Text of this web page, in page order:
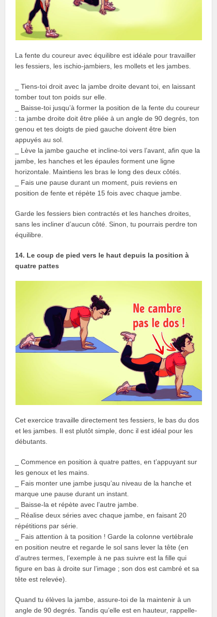
La fente du coureur avec équilibre est idéale pour travailler
les fessiers, les ischio-jambiers, les mollets et les jambes.
_ Tiens-toi droit avec la jambe droite devant toi, en laissant
tomber tout ton poids sur elle.
_ Baisse-toi jusqu’à former la position de la fente du coureur
: ta jambe droite doit être pliée à un angle de 90 degrés, ton
genou et tes doigts de pied gauche doivent être bien
appuyés au sol.
_ Lève la jambe gauche et incline-toi vers l’avant, afin que la
jambe, les hanches et les épaules forment une ligne
horizontale. Maintiens les bras le long des deux côtés.
_ Fais une pause durant un moment, puis reviens en
position de fente et répète 15 fois avec chaque jambe.
Garde les fessiers bien contractés et les hanches droites,
sans les incliner d’aucun côté. Sinon, tu pourrais perdre ton
équilibre.
14. Le coup de pied vers le haut depuis la position à
quatre pattes
Cet exercice travaille directement tes fessiers, le bas du dos
et les jambes. Il est plutôt simple, donc il est idéal pour les
débutants.
_ Commence en position à quatre pattes, en t’appuyant sur
les genoux et les mains.
_ Fais monter une jambe jusqu’au niveau de la hanche et
marque une pause durant un instant.
_ Baisse-la et répète avec l’autre jambe.
_ Réalise deux séries avec chaque jambe, en faisant 20
répétitions par série.
_ Fais attention à ta position ! Garde la colonne vertébrale
en position neutre et regarde le sol sans lever la tête (en
d’autres termes, l’exemple à ne pas suivre est la fille qui
figure en bas à droite sur l’image ; son dos est cambré et sa
tête est relevée).
Quand tu élèves la jambe, assure-toi de la maintenir à un
angle de 90 degrés. Tandis qu’elle est en hauteur, rappelle-